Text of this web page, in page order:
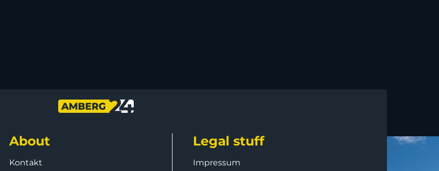
About
Kontakt
Legal stuff
Impressum